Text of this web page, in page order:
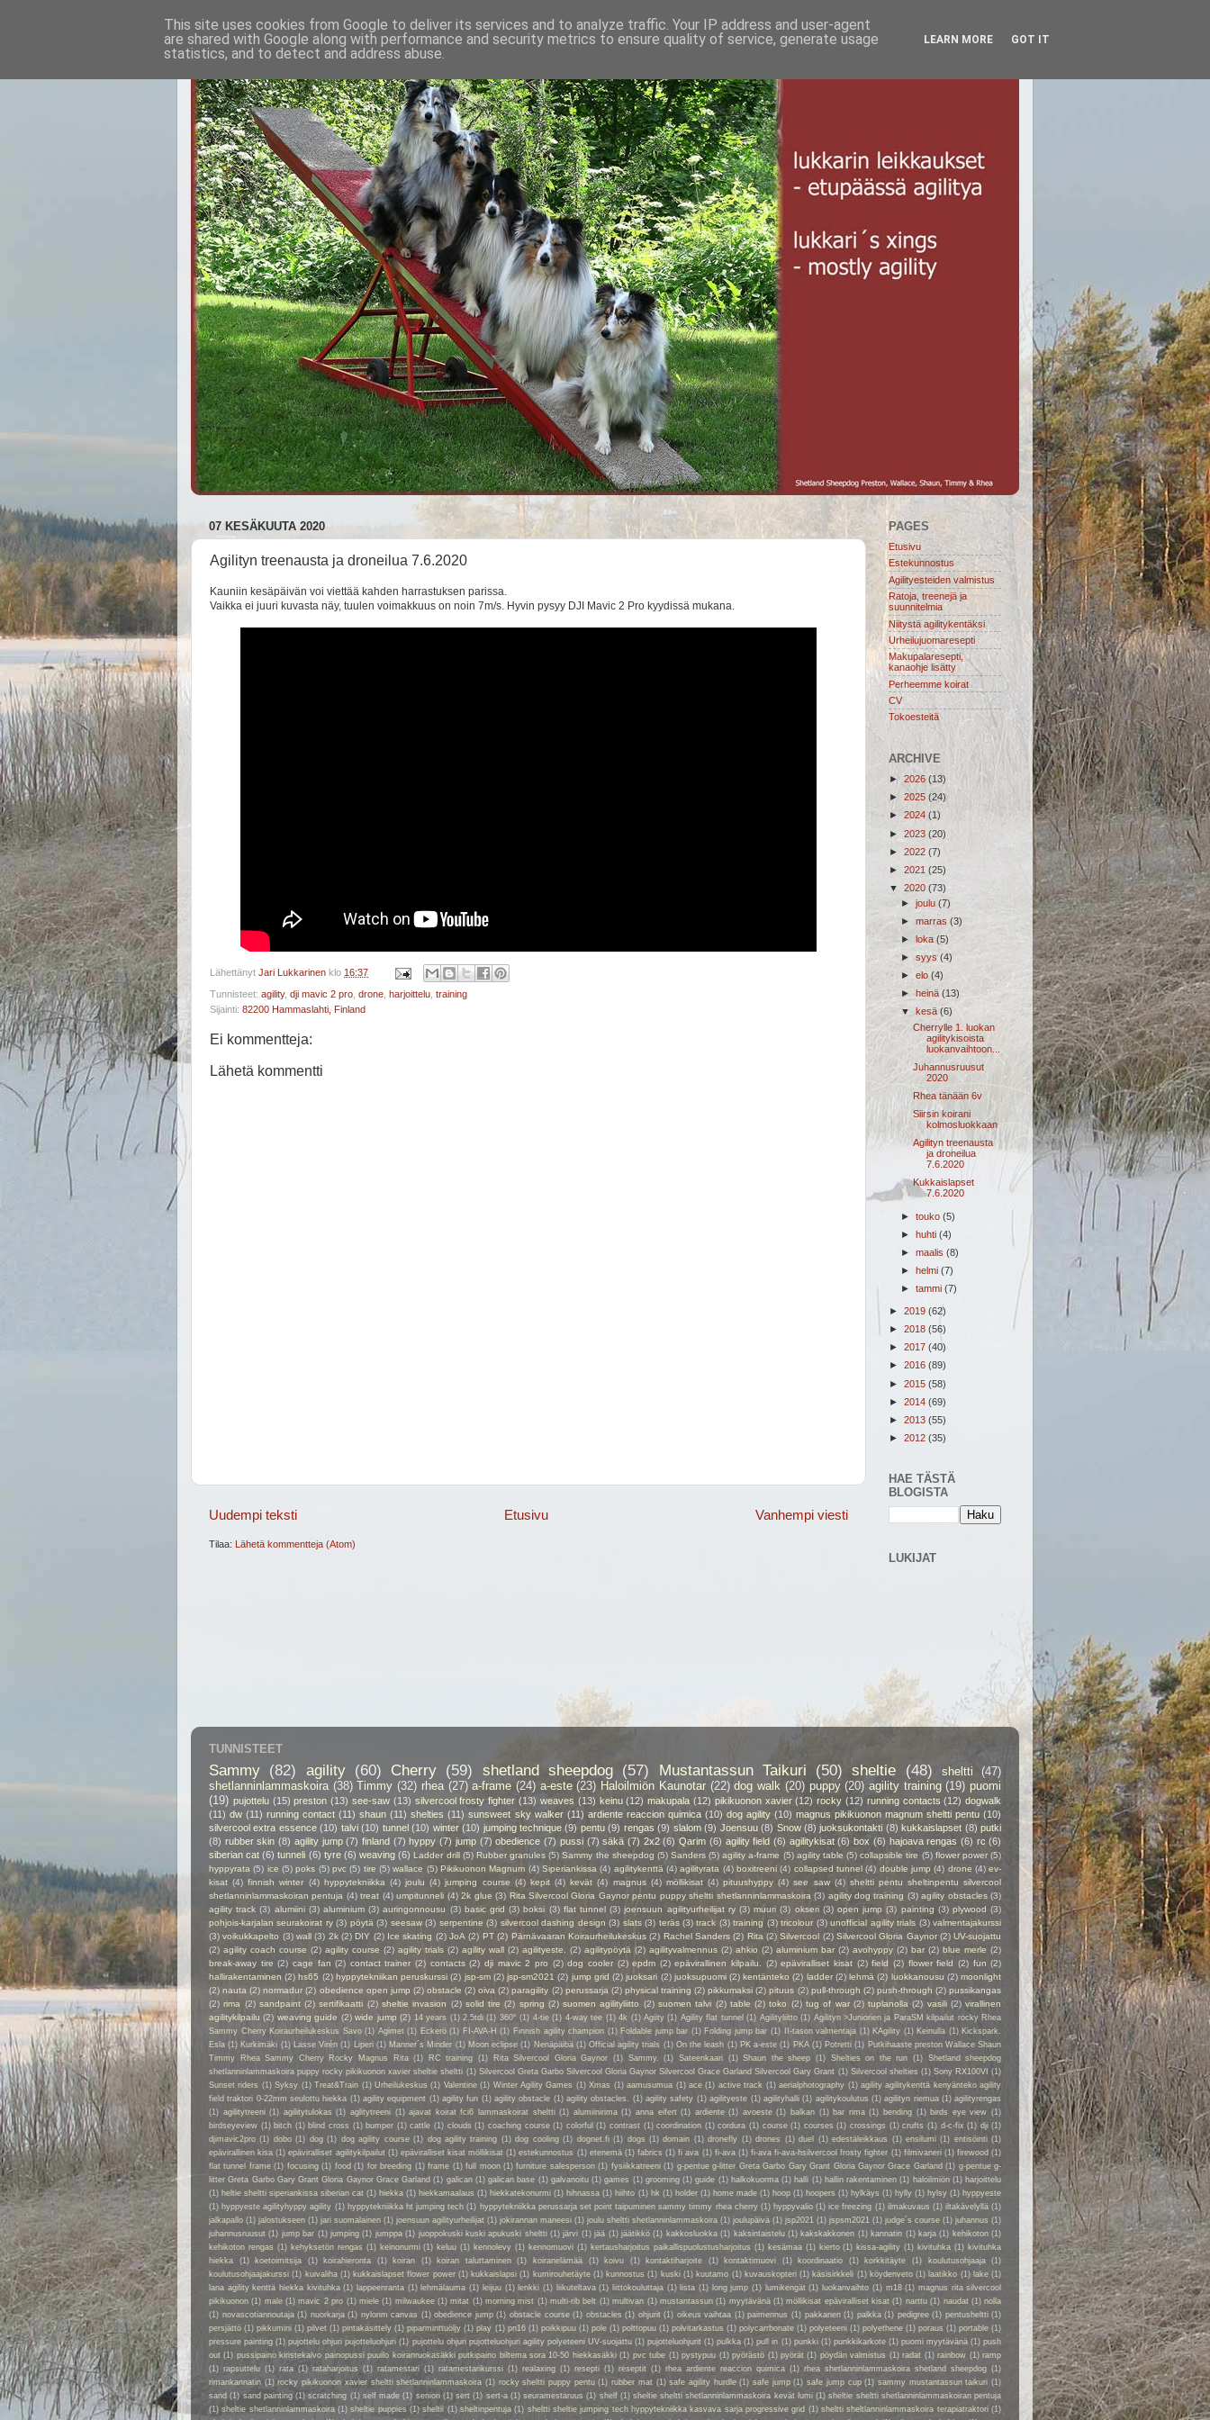
07 KESÄKUUTA 2020
Agilityn treenausta ja droneilua 7.6.2020
Kauniin kesäpäivän voi viettää kahden harrastuksen parissa.
Vaikka ei juuri kuvasta näy, tuulen voimakkuus on noin 7m/s. Hyvin pysyy DJI Mavic 2 Pro kyydissä mukana.
Lähettänyt Jari Lukkarinen klo 16:37
Tunnisteet: agility, dji mavic 2 pro drone harjoittelu training
Sijainti: 82200 Hammaslahti, Finland
Ei kommentteja:
Lähetä kommentti
Uudempi teksti Vanhempi viesti
Etusivu
Tilaa: Lähetä kommentteja (Atom)
PAGES
Etusivu
Estekunnostus
Agilityesteiden valmistus
Ratoja, treenejä ja
suunnitelmia
Niitystä agilitykentäksi
Urheilujuomaresepti
Makupalaresepti,
kanaohje lisätty
Perheemme koirat
CV
Tokoesteitä
ARCHIVE
► 2026 (13)
► 2025 (24)
► 2024 (1)
► 2023 (20)
► 2022 (7)
► 2021 (25)
▼ 2020 (73)
► joulu (7)
► marras (3)
►
loka (5)
►syys (4)
► elo (4)
► heinä (13)
▼ kesä(6)
Cherrylle 1. luokan
agilitykisoista
luokanvaihtoon...
Juhannusruusut
2020
Rhea tänään 6v
Siirsin koirani
kolmosluokkaan
Agilityn treenausta
ja droneilua
7.6.2020
Kukkaislapset
7.6.2020
► touko (5)
► huhti (4)
► maalis (8)
► helmi (7)
► tammi (7)
► 2019 (62)
► 2018 (56)
► 2017 (40)
► 2016 (89)
► 2015 (58)
► 2014 (69)
► 2013 (55)
► 2012 (35)
HAE TÄSTÄ
BLOGISTA
LUKIJAT
TUNNISTEET
Sammy (82) agility (60) Cherry (59) shetland sheepdog (57) Mustantassun Taikuri (50) sheltie (48) sheltti
(47)
shetlanninlammaskoira (38) Timmy (32) rhea (27) a-frame (24) a-este (23) Haloilmiön Kaunotar (22) dog walk (20) puppy (20) agility training (19) puomi
(19) pujottelu (15) preston (13) see-saw (13) silvercool frosty fighter (13) weaves (13) keinu (12) makupala (12) pikikuonon xavier (12) rocky (12) running contacts (12) dogwalk
(11) dw (11) running contact (11) shaun (11) shelties (11) sunsweet sky walker (11) ardiente reaccion quimica (10) dog agility (10) magnus pikikuonon magnum sheltti pentu (10)
silvercool extra essence (10) talvi (10) tunnel (10) winter (10) jumping technique (9) pentu (9) rengas (9) slalom (9) Joensuu (8) Snow (8) juoksukontakti (8) kukkaislapset (8) putki
(8) rubber skin (8) agility jump (7) finland (7) hyppy (7) jump (7) obedience (7) pussi (7) säkä (7) 2x2 (6) Qarim (6) agility field (6) agilitykisat (6) box (6) hajoava rengas (6) rc (6)
siberian cat (6) tunneli (6) tyre (6) weaving (6) Ladder drill (5) Rubber granules (5) Sammy the sheepdog (5) Sanders (5) agility a-frame (5) agility table (5) collapsible tire (5) flower power (5)
hyppyrata (5) ice (5) poks (5) pvc (5) tire (5) wallace (5) Pikikuonon Magnum (4) Siperiankissa (4) agilitykenttä (4) agilityrata (4) boxitreeni (4) collapsed tunnel (4) double jump (4) drone (4) ev-
kisat (4) finnish winter (4) hyppytekniikka (4) joulu (4) jumping course (4) kepit (4) kevät (4) magnus (4) möllikisat (4) pituushyppy (4) see saw (4) sheltti pentu sheltinpentu silvercool
shetlanninlammaskoiran pentuja (4) treat (4) umpitunneli (4) 2k glue (3) Rita Silvercool Gloria Gaynor pentu puppy sheltti shetlanninlammaskoira (3) agility dog training (3) agility obstacles (3)
agility track (3) alumiini (3) aluminium (3) auringonnousu (3) basic grid (3) boksi (3) flat tunnel (3) joensuun agilityurheilijat ry (3) muuri (3) okseri (3) open jump (3) painting (3) plywood (3)
pohjois-karjalan seurakoirat ry (3) pöytä (3) seesaw (3) serpentine (3) silvercool dashing design (3) slats (3) teräs (3) track (3) training (3) tricolour (3) unofficial agility trials (3) valmentajakurssi
(3) voikukkapelto (3) wall (3) 2k (2) DIY (2) Ice skating (2) JoA (2) PT (2) Pärnävaaran Koiraurheilukeskus (2) Rachel Sanders (2) Rita (2) Silvercool (2) Silvercool Gloria Gaynor (2) UV-suojattu
(2) agility coach course (2) agility course (2) agility trials (2) agility wall (2) agilityeste. (2) agilitypöytä (2) agilityvalmennus (2) ahkio (2) aluminium bar (2) avohyppy (2) bar (2) blue merle (2)
break-away tire (2) cage fan (2) contact trainer (2) contacts (2) dji mavic 2 pro (2) dog cooler (2) epdm (2) epävirallinen kilpailu. (2) epäviralliset kisat (2) field (2) flower field (2) fun (2)
hallirakentaminen (2) hs65 (2) hyppytekniikan peruskurssi (2) jsp-sm (2) jsp-sm2021 (2) jump grid (2) juoksari (2) juoksupuomi (2) kentänteko (2) ladder (2) lehmä (2) luokkanousu (2) moonlight
(2) nauta (2) normadur (2) obedience open jump (2) obstacle (2) oiva (2) paragility (2) perussarja (2) physical training (2) pikkumaksi (2) pituus (2) pull-through (2) push-through (2) pussikangas
(2) rima (2) sandpaint (2) sertifikaatti (2) sheltie invasion (2) solid tire (2) spring (2) suomen agilityliitto (2) suomen talvi (2) table (2) toko (2) tug of war (2) tuplanolla (2) vasili (2) virallinen
agilitykilpailu (2) weaving guide (2) wide jump (2) 14 years (1) 2.5tdi (1) 360° (1) 4-tie (1) 4-way tee (1) 4k (1) Agiity (1) Agility flat tunnel (1) Agilityliitto (1) Agilityn >Juniorien ja ParaSM kilpailut rocky Rhea
Sammy Cherry Koiraurheilukeskus Savo (1) Agimet (1) Eckerö (1) FI-AVA-H (1) Finnish agility champion (1) Foldable jump bar (1) Folding jump bar (1) II-tason valmentaja (1) KAgility (1) Keinulla (1) Kickspark.
Esla (1) Kurkimäki (1) Lasse Virén (1) Liperi (1) Manner´s Minder (1) Moon eclipse (1) Nenäpäibä (1) Official agility trials (1) On the leash (1) PK a-este (1) PKA (1) Potretti (1) Putkihaaste preston Wallace Shaun
Timmy Rhea Sammy Cherry Rocky Magnus Rita (1) RC training (1) Rita Silvercool Gloria Gaynor (1) Sammy. (1) Sateenkaari (1) Shaun the sheep (1) Shelties on the run (1)
Shetland sheepdog
shetlanninlammaskoira puppy rocky pikikuonon xavier sheltie sheltti (1) Silvercool Greta Garbo Silvercool Gloria Gaynor Silvercool Grace Garland Silvercool Gary Grant (1) Silvercool shelties (1) Sony RX100VI
(1)
Sunset riders (1) Syksy (1) Treat&Train (1) Urheilukeskus (1) Valentine (1) Winter Agility Games (1) Xmas (1) aamusumua (1) ace (1) active track (1) aerialphotography (1) agility agilitykenttä kenyänteko agility
field traktori 0-22mm seulottu hiekka (1) agility equipment (1) agility fun (1) agility obstacle (1) agility obstacles. (1) agility safety (1) agilityeste (1) agilityhalli (1) agilitykoulutus (1) agilityn riemua (1) agilityrengas
(1) agilitytreeni (1) agilitytulokas (1) aglitytreeni (1) ajavat koirat fci6 lammaskoirat sheltti (1) alumiinirima (1) anna eifert (1) ardiente (1) avoeste (1) balkan (1) bar rima (1) bending (1) birds eye view (1)
birdseyeview (1) bitch (1) blind cross (1) bumper (1) cattle (1) clouds (1) coaching course (1) colorful (1) contrast (1) coordination (1) cordura (1) course (1) courses (1) crossings (1) crufts (1) d-c-fix (1) dji (1)
djimavic2pro (1) dobo (1) dog (1) dog agility course (1) dog agility training (1) dog cooling (1) dognet.fi (1) dogs (1) domain (1) dronefly (1) drones (1) duel (1) edestäleikkaus (1) ensilumi (1) entisöinti (1)
epävirallinen kisa (1) epäviralliset agilitykilpailut (1) epäviralliset kisat möllikisat (1) estekunnostus (1) etenemä (1) fabrics (1) fi ava (1) fi-ava (1) fi-ava fi-ava-hsilvercool frosty fighter (1) filmivaneri (1) firewood (1)
flat tunnel frame (1) focusing (1) food (1) for breeding (1) frame (1) full moon (1) furniture salesperson (1) fysiikkatreeni (1) g-pentue g-litter Greta Garbo Gary Grant Gloria Gaynor Grace Garland (1) g-pentue g-
litter Greta Garbo Gary Grant Gloria Gaynor Grace Garland (1) galican (1) galican base (1) galvanoitu (1) games (1) grooming (1) guide (1) halkokuorma (1) halli (1) hallin rakentaminen (1) haloilmiön (1) harjoittelu
(1) heltie sheltti siperiankissa siberian cat (1) hiekka (1) hiekkamaalaus (1) hiekkatekonurmi (1) hihnassa (1) hiihto (1) hk (1) holder (1) home made (1) hoop (1) hoopers (1) hylkäys (1) hylly (1) hylsy (1) hyppyeste
(1) hyppyeste agilityhyppy agility (1) hyppytekniikka ht jumping tech (1) hyppytekniikka perussarja set point taipuminen sammy timmy rhea cherry (1) hyppyvalio (1) ice freezing (1) ilmakuvaus (1) iltakävelyllä (1)
jalkapallo (1) jalostukseen (1) jari suomalainen (1) joensuun agilityurheilijat (1) jokirannan maneesi (1) joulu sheltti shetlanninlammaskoira (1) joulupäivä (1) jsp2021 (1) jspsm2021 (1) judge´s course (1) juhannus (1)
juhannusruusut (1) jump bar (1) jumping (1) jumppa (1) juoppokuski kuski apukuski sheltti (1) järvi (1) jää (1) jäätikkö (1) kakkosluokka (1) kaksintaistelu (1) kakskakkonen (1) kannatin (1) karja (1) kehikoton (1)
kehikoton rengas (1) kehyksetön rengas (1) keinonurmi (1) keluu (1) kennolevy (1) kennomuovi (1) kertausharjoitus paikallispuolustusharjoitus (1) kesämaa (1) kierto (1) kissa-agility (1) kivituhka (1) kivituhka
hiekka
(1) koetoimitsija (1) koirahieronta (1) koiran (1) koiran taluttaminen (1) koiranelämää (1) koivu (1) kontaktiharjoite (1) kontaktimuovi (1) koordinaatio (1) korkkitäyte (1) koulutusohjaaja
(1)
koulutusohjaajakurssi (1) kuivaliha (1) kukkaislapset flower power (1) kukkaislapsi (1) kumirouhetäyte (1) kunnostus (1) kuski (1) kuutamo (1) kuvauskopteri (1) käsisirkkeli (1) köydenveto (1) laatikko (1) lake (1)
lana agility kenttä hiekka kivituhka (1) lappeenranta (1) lehmälauma (1) leijuu (1) lenkki (1) liikuteltava (1) liittokouluttaja (1) lista (1) long jump (1) lumikengät (1) luokanvaihto (1) m18 (1) magnus rita silvercool
pikikuonon (1) male (1) mavic 2 pro (1) miele (1) milwaukee (1) mitat (1) morning mist (1) multi-rib belt (1) multivan (1) mustantassun (1) myytävänä (1) möllikisat epäviralliset kisat (1) narttu (1) naudat (1) nolla
(1) novascotiannoutaja (1) nuorkarja (1) nylonm canvas (1) obedience jump (1) obstacle course (1) obstacles (1) ohjurit (1) oikeus vaihtaa (1) paimennus (1) pakkanen (1) palkka (1) pedigree (1) pentusheltti (1)
persjättö (1) pikkumini (1) pilvet (1) pintakäsittely (1) piparminttuöljy (1) play (1) pn16 (1) poikkipuu (1) pole (1) polttopuu (1) polvitarkastus (1) polycarrbonate (1) polyeteeni (1) polyethene (1) poraus (1) portable (1)
pressure painting (1) pujottelu ohjuri pujotteluohjuri (1) pujottelu ohjuri pujotteluohjuri agility polyeteeni UV-suojattu (1) pujotteluohjurit (1) pulkka (1) pull in (1) punkki (1) punkkikarkote (1) puomi myytävänä (1) push
out (1) pussipaino kiristekalvo painopussi puuilo koiranruokasäkki putkipaino biltema sora 10-50 hiekkasäkki (1) pvc tube (1) pystypuu (1) pyörästö (1) pyörät (1) pöydän valmistus (1) radat (1) rainbow (1) ramp
(1) rapsuttelu (1) rata (1) rataharjoitus (1) ratamestari (1) ratamestarikurssi (1) realaxing (1) resepti (1) reseptit (1) rhea ardiente reaccion quimica (1) rhea shetlanninlammaskoira shetland sheepdog (1)
rimankannatin (1) rocky pikikuonon xavier sheltti shetlanninlammaskoira (1) rocky sheltti puppy pentu (1) rubber mat (1) safe agility hurdle (1) safe jump (1) safe jump cup (1) sammy mustantassun taikuri (1)
sand (1) sand painting (1) scratching (1) self made (1) seniori (1) sert (1) sert-a (1) seuramestaruus (1) shelf (1) sheltie sheltti shetlanninlammaskoira kevät lumi (1) sheltie sheltti shetlanninlammaskoiran pentuja
(1) sheltie shetlanninlammaskoira (1) sheltie puppies (1) sheltii (1) sheltinpentuja (1) sheltti sheltie jumping tech hyppytekniikka kasvava sarja progressive grid (1) sheltti sheltlanninlammaskoira terapiatraktori (1)
This site uses cookies from Google to deliver its services and to analyze traffic. Your IP address and user-agent
are shared with Google along with performance and security metrics to ensure quality of service, generate usage
statistics, and to detect and address abuse.
LEARN MORE GOT IT